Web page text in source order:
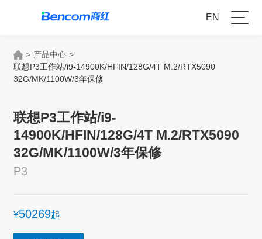
EN
> 产品中心 >
联想P3工作站/i9-14900K/HFIN/128G/4T M.2/RTX5090
32G/MK/1100W/3年保修
联想P3工作站/i9-
14900K/HFIN/128G/4T M.2/RTX5090
32G/MK/1100W/3年保修
P3
¥50269起